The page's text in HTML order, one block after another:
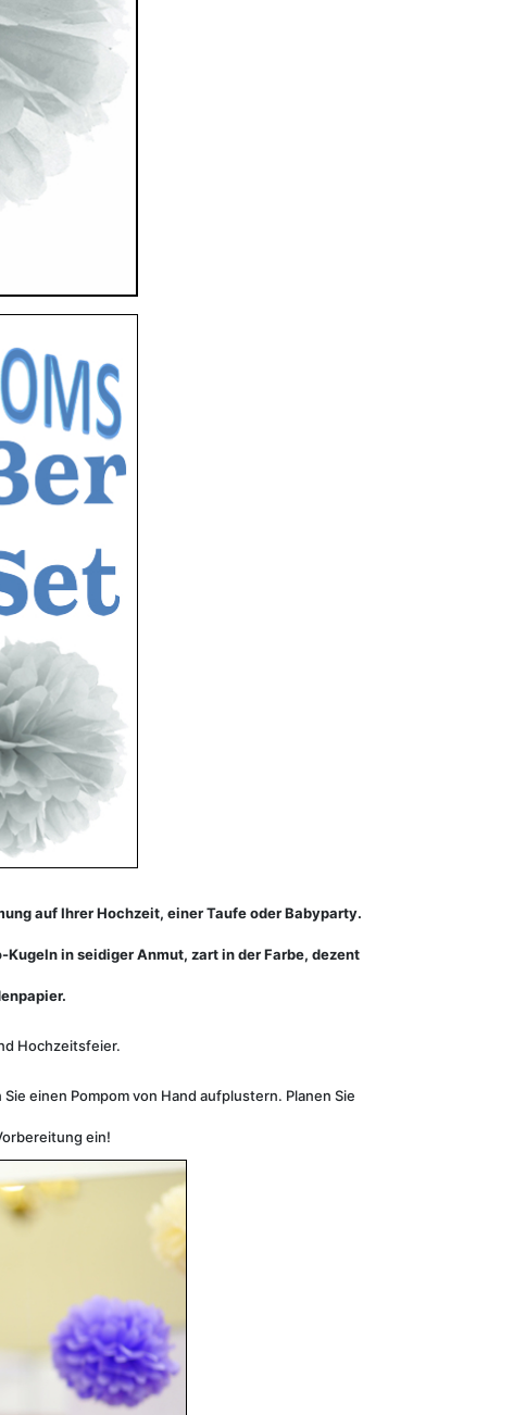
auf Ihrer Hochzeit, einer Taufe oder Babyparty.
in seidiger Anmut, zart in der Farbe, dezent
Hochzeitsfeier.
einen Pompom von Hand aufplustern. Planen Sie
ein!